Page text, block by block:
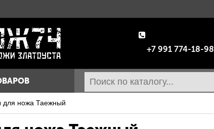
+7 991 774-18-98
для ножа Таежный